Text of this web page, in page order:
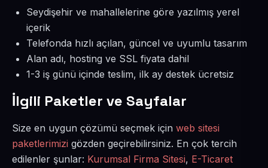
Seydişehir ve mahallelerine göre yazılmış yerel
içerik
Telefonda hızlı açılan, güncel ve uyumlu tasarım
Alan adı, hosting ve SSL fiyata dahil
1-3 iş günü içinde teslim, ilk ay destek ücretsiz
İlgili Paketler ve Sayfalar
Size en uygun çözümü seçmek için web sitesi
paketlerimizi gözden geçirebilirsiniz. En çok tercih
edilenler şunlar: Kurumsal Firma Sitesi, E-Ticaret